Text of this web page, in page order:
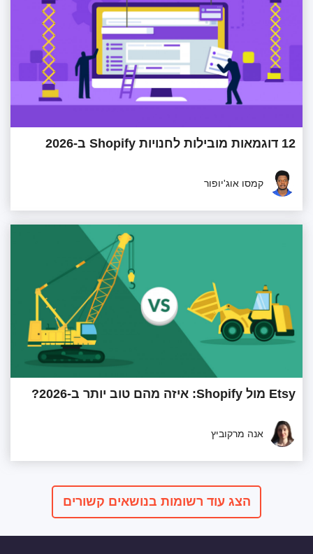
12 דוגמאות מובילות לחנויות Shopify ב-2026
קמסו אוג'יופור
Etsy מול Shopify: איזה מהם טוב יותר ב-2026?
אנה מרקוביץ
הצג עוד רשומות בנושאים קשורים